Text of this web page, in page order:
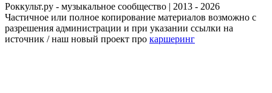
Роккульт.ру - музыкальное сообщество | 2013 - 2026
Частичное или полное копирование материалов возможно с
разрешения администрации и при указании ссылки на
источник / наш новый проект про каршеринг